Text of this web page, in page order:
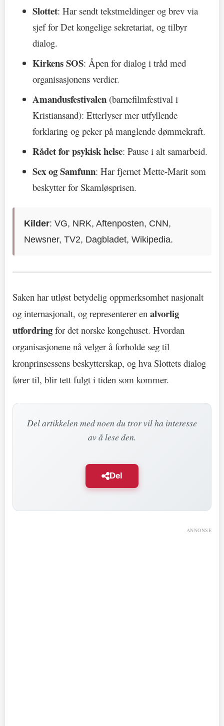
Slottet: Har sendt tekstmeldinger og brev via
sjef for Det kongelige sekretariat, og tilbyr
dialog.
Kirkens SOS: Åpen for dialog i tråd med
organisasjonens verdier.
Amandusfestivalen (barnefilmfestival i
Kristiansand): Etterlyser mer utfyllende
forklaring og peker på manglende dømmekraft.
Rådet for psykisk helse: Pause i alt samarbeid.
Sex og Samfunn: Har fjernet Mette-Marit som
beskytter for Skamløsprisen.
Kilder: VG, NRK, Aftenposten, CNN,
Newsner, TV2, Dagbladet, Wikipedia.
Saken har utløst betydelig oppmerksomhet nasjonalt
og internasjonalt, og representerer en alvorlig
utfordring for det norske kongehuset. Hvordan
organisasjonene nå velger å forholde seg til
kronprinsessens beskytterskap, og hva Slottets dialog
fører til, blir tett fulgt i tiden som kommer.
Del artikkelen med noen du tror vil ha interesse
av å lese den.
Del
ANNONSE